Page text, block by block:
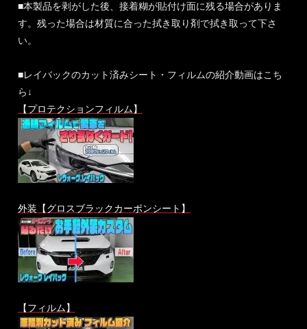
■本製品を剥がした後、接着糊が貼付け面に残る場合がありま
す。残った場合は材質に合った拭き取り剤で拭き取って下さ
い。
■レイバックのカット済みシート・フィルムの紹介動画はこち
ら↓
【プロテクションフィルム】
外装【グロスブラックカーボンシート】
【フィルム】